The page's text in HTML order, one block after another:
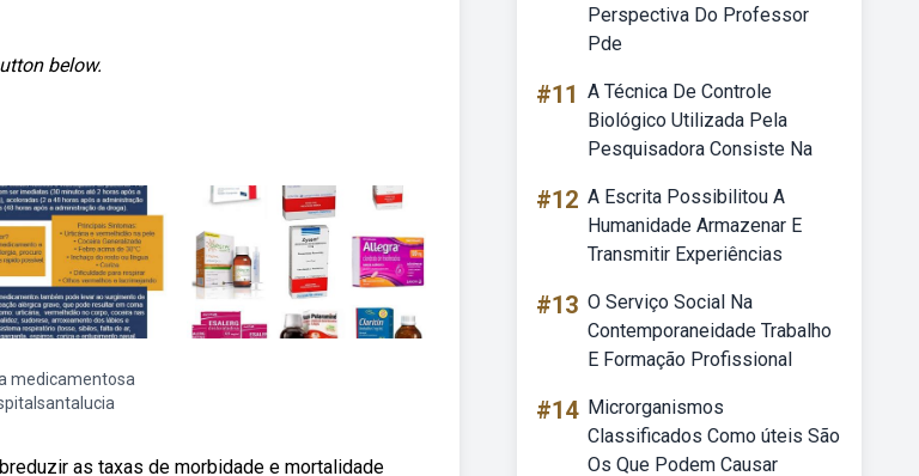
below.
medicamentosa
as taxas de morbidade e mortalidade
Perspectiva Do Professor
Pde
#11 A Técnica De Controle
Biológico Utilizada Pela
Pesquisadora Consiste Na
#12 A Escrita Possibilitou A
Humanidade Armazenar E
Transmitir Experiências
#13 O Serviço Social Na
Contemporaneidade Trabalho
E Formação Profissional
#14 Microrganismos
Classificados Como úteis São
Os Que Podem Causar